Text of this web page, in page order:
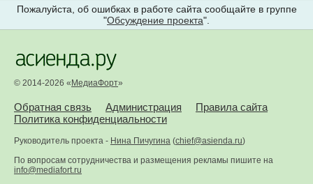
Пожалуйста, об ошибках в работе сайта сообщайте в группе
"Обсуждение проекта".
© 2014-2026 «МедиаФорт»
Обратная связь Администрация
Правила сайта
Политика конфиденциальности
Руководитель проекта - Нина Пичугина (chief@asienda.ru)
По вопросам сотрудничества и размещения рекламы пишите на
info@mediafort.ru